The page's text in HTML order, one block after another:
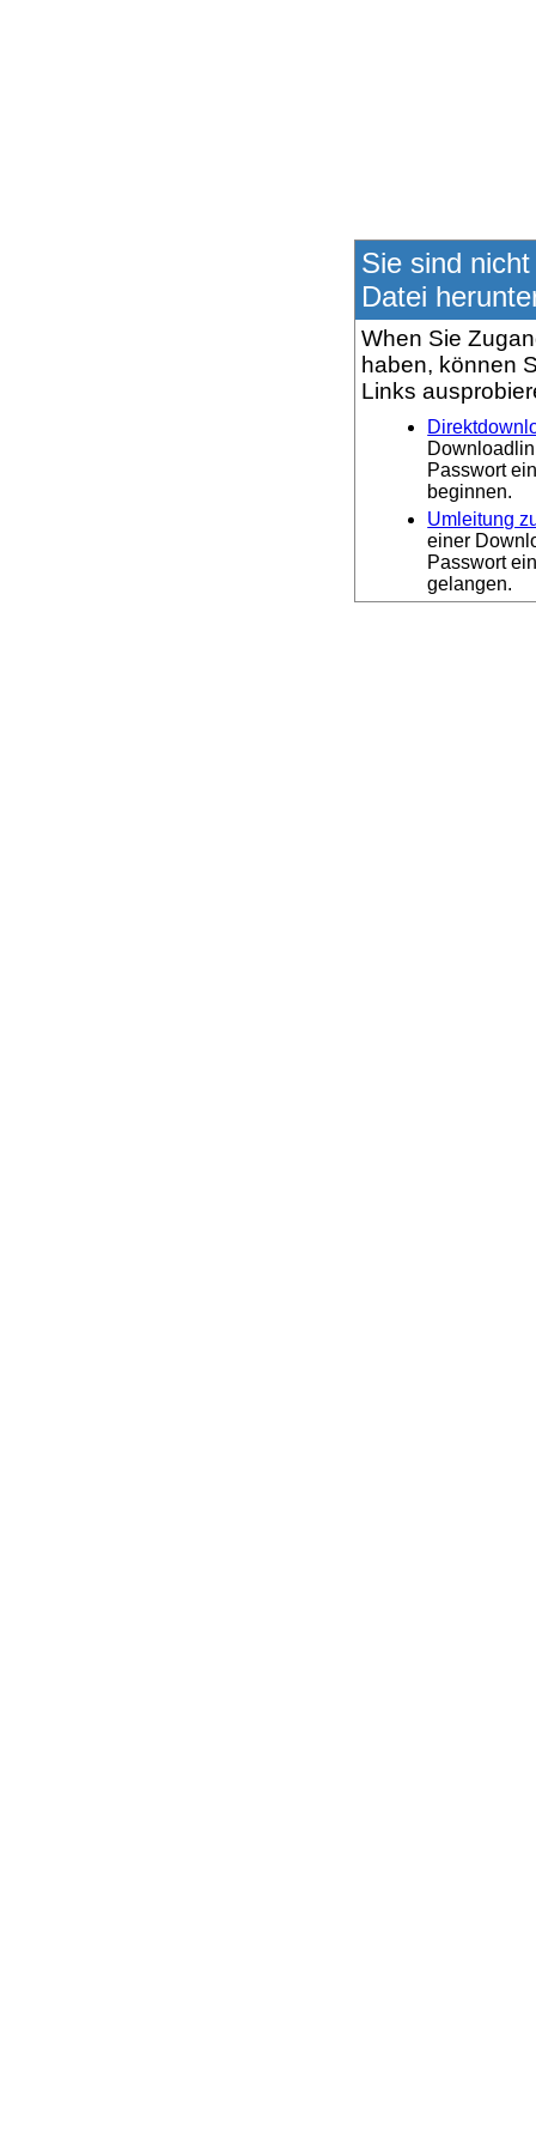
Sie sind
Datei
When Sie
haben, können
Links
Passwort
beginnen.
Umleitung
einer
Passwort
gelangen.